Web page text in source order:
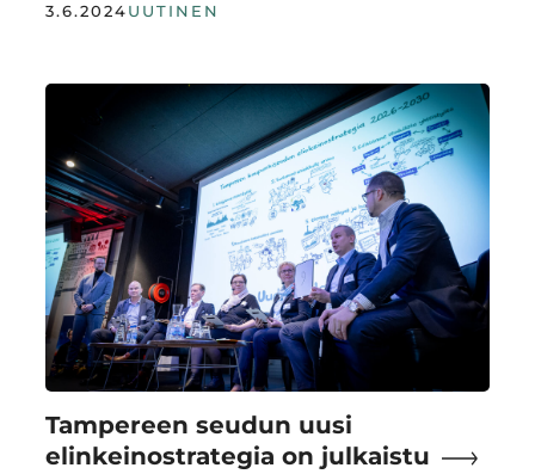
3.6.2024UUTINEN
Tampereen seudun uusi
elinkeinostrategia on julkaistu